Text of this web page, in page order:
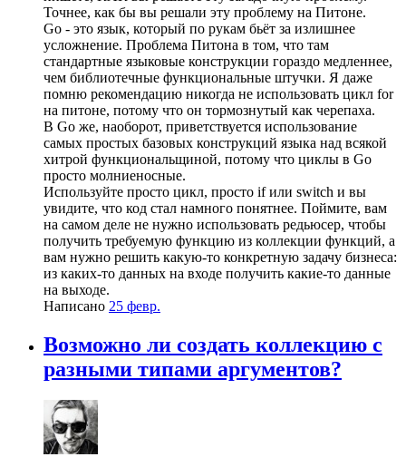
Точнее, как бы вы решали эту проблему на Питоне.
Go - это язык, который по рукам бьёт за излишнее
усложнение. Проблема Питона в том, что там
стандартные языковые конструкции гораздо медленнее,
чем библиотечные функциональные штучки. Я даже
помню рекомендацию никогда не использовать цикл for
на питоне, потому что он тормознутый как черепаха.
В Go же, наоборот, приветствуется использование
самых простых базовых конструкций языка над всякой
хитрой функциональщиной, потому что циклы в Go
просто молниеносные.
Используйте просто цикл, просто if или switch и вы
увидите, что код стал намного понятнее. Поймите, вам
на самом деле не нужно использовать редьюсер, чтобы
получить требуемую функцию из коллекции функций, а
вам нужно решить какую-то конкретную задачу бизнеса:
из каких-то данных на входе получить какие-то данные
на выходе.
Написано 25 февр.
Возможно ли создать коллекцию с
разными типами аргументов?